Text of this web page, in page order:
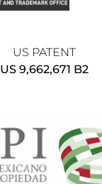
US PATENT
US 9,662,671 B2